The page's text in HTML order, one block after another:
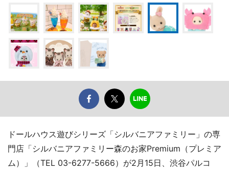
ドールハウス遊びシリーズ「シルバニアファミリー」の専
門店「シルバニアファミリー森のお家Premium（プレミア
ム）」（TEL 03-6277-5666）が2月15日、渋谷パルコ